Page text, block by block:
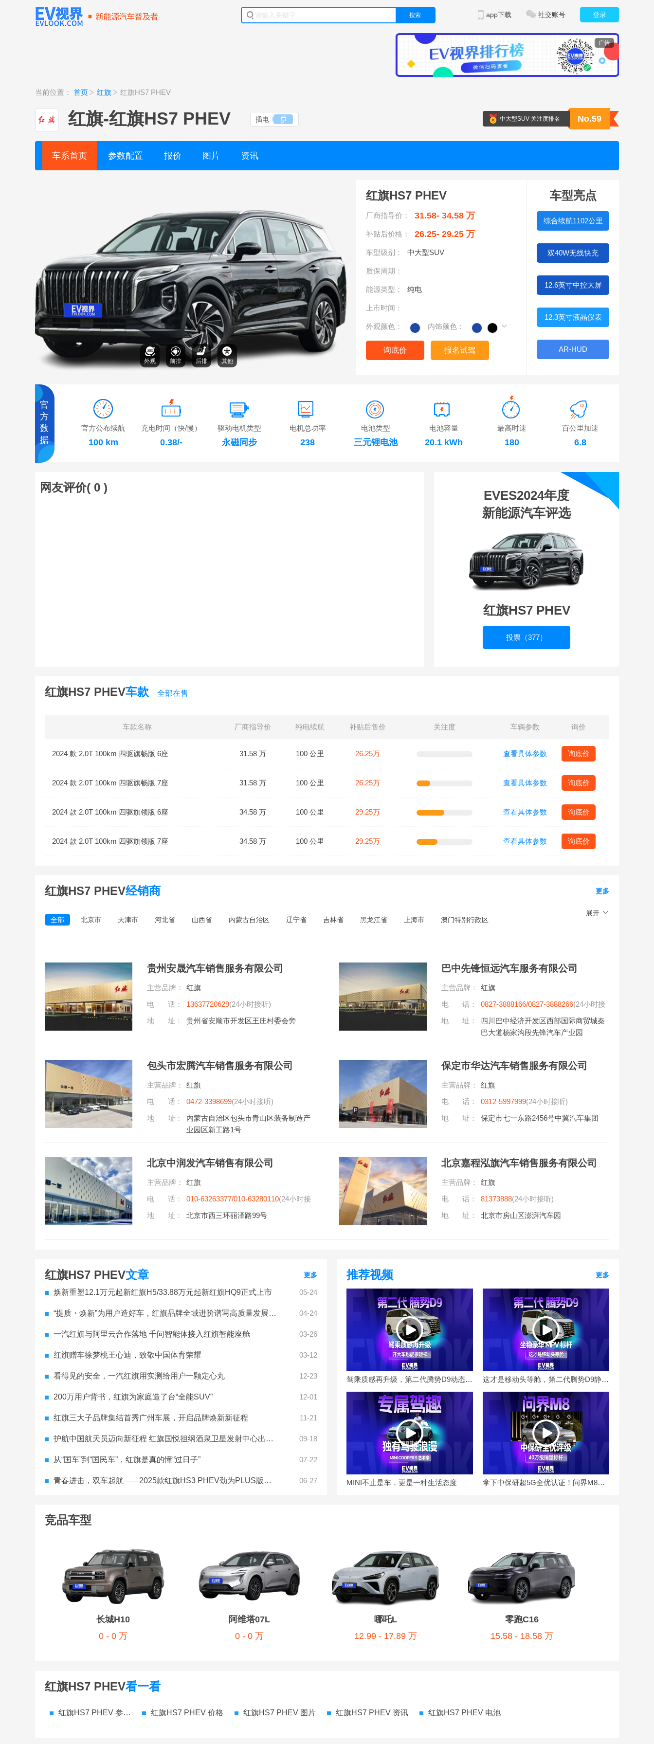
搜索 登录
社交账号
app下载
广告
当前位置： 首页 红旗 红旗HS7 PHEV
红旗-红旗HS7 PHEV 插电 中大型SUV 关注度排名 No.59
车系首页 参数配置 报价 图片 资讯
外观 前排 后排 其他
红旗HS7 PHEV
厂商指导价： 31.58- 34.58 万
补贴后价格： 26.25- 29.25 万
车型级别： 中大型SUV
质保周期：
能源类型： 纯电
上市时间：
外观颜色： 内饰颜色：
询底价 报名试驾
车型亮点
综合续航1102公里
双40W无线快充
12.6英寸中控大屏
12.3英寸液晶仪表
AR-HUD
官
方
数
据
官方公布续航
100 km
充电时间（快/慢）
0.38/-
驱动电机类型
永磁同步
电机总功率
238
电池类型
三元锂电池
电池容量
20.1 kWh
最高时速
180
百公里加速
6.8
网友评价( 0 )
EVES2024年度
新能源汽车评选
红旗HS7 PHEV
投票（377）
红旗HS7 PHEV车款 全部在售
车款名称 厂商指导价 纯电续航 补贴后售价 关注度 车辆参数 询价
2024 款 2.0T 100km 四驱旗畅版 6座 31.58 万 100 公里 26.25万 查看具体参数 询底价
2024 款 2.0T 100km 四驱旗畅版 7座 31.58 万 100 公里 26.25万 查看具体参数 询底价
2024 款 2.0T 100km 四驱旗领版 6座 34.58 万 100 公里 29.25万 查看具体参数 询底价
2024 款 2.0T 100km 四驱旗领版 7座 34.58 万 100 公里 29.25万 查看具体参数 询底价
红旗HS7 PHEV经销商 更多
展开
全部
北京市 天津市 河北省 山西省 内蒙古自治区 辽宁省 吉林省 黑龙江省 上海市 澳门特别行政区
贵州安晟汽车销售服务有限公司
主营品牌：
红旗
电 话：
13637720629(24小时接听)
地 址：
贵州省安顺市开发区王庄村委会旁
巴中先锋恒远汽车服务有限公司
主营品牌：
红旗
电 话：
0827-3888166/0827-3888266(24小时接
听)
地 址：
四川巴中经济开发区西部国际商贸城秦
巴大道杨家沟段先锋汽车产业园
包头市宏腾汽车销售服务有限公司
主营品牌：
红旗
电 话：
0472-3398699(24小时接听)
地 址：
内蒙古自治区包头市青山区装备制造产
业园区新工路1号
保定市华达汽车销售服务有限公司
主营品牌：
红旗
电 话：
0312-5997999(24小时接听)
地 址：
保定市七一东路2456号中冀汽车集团
北京中润发汽车销售有限公司
主营品牌：
红旗
电 话：
010-63263377/010-63280110(24小时接
听)
地 址： 北京市西三环丽泽路99号
北京嘉程泓旗汽车销售服务有限公司
主营品牌：
红旗
电 话：
81373888(24小时接听)
地 址：
北京市房山区澎湃汽车园
红旗HS7 PHEV文章 更多
焕新重塑12.1万元起新红旗H5/33.88万元起新红旗HQ9正式上市 05-24
“提质・焕新”为用户造好车，红旗品牌全域进阶谱写高质量发展新华章 04-24
一汽红旗与阿里云合作落地 千问智能体接入红旗智能座舱 03-26
红旗赠车徐梦桃王心迪，致敬中国体育荣耀 03-12
看得见的安全，一汽红旗用实测给用户一颗定心丸 12-23
200万用户背书，红旗为家庭造了台“全能SUV” 12-01
红旗三大子品牌集结首秀广州车展，开启品牌焕新新征程 11-21
护航中国航天员迈向新征程 红旗国悦担纲酒泉卫星发射中心出征转运用车 09-18
从“国车”到“国民车”，红旗是真的懂“过日子” 07-22
青春进击，双车起航——2025款红旗HS3 PHEV劲为PLUS版、2025款红旗H6联袂上市 06-27
推荐视频 更多
驾乘质感再升级，第二代腾势D9动态体验 这才是移动头等舱，第二代腾势D9静态体验
MINI不止是车，更是一种生活态度 拿下中保研超5G全优认证！问界M8凭硬实力坐稳40万级品质家用首选宝座
竞品车型
长城H10
0 - 0 万
阿维塔07L
0 - 0 万
哪吒L
12.99 - 17.89 万
零跑C16
15.58 - 18.58 万
红旗HS7 PHEV看一看
红旗HS7 PHEV 参数配置 红旗HS7 PHEV 价格 红旗HS7 PHEV 图片 红旗HS7 PHEV 资讯 红旗HS7 PHEV 电池